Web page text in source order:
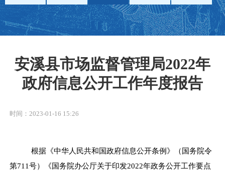
安溪县市场监督管理局2022年
政府信息公开工作年度报告
时间：2023-01-16 15:26
根据《中华人民共和国政府信息公开条例》（国务院令
第711号）《国务院办公厅关于印发2022年政务公开工作要点